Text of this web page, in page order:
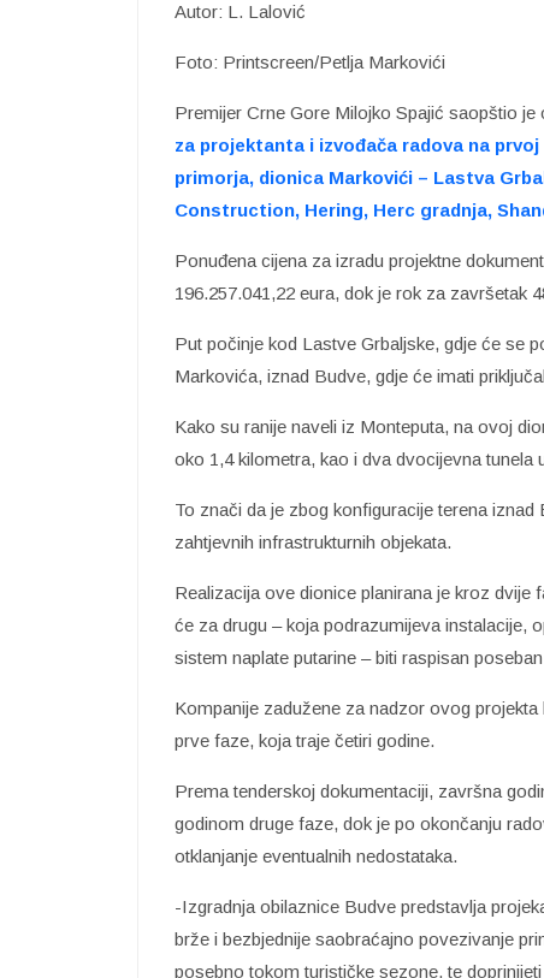
Autor: L. Lalović
Foto: Printscreen/Petlja Markovići
Premijer Crne Gore Milojko Spajić saopštio
za projektanta i izvođača radova na
primorja, dionica Markovići – Lastva
Construction, Hering, Herc gradnja,
Ponuđena cijena za izradu projektne
196.257.041,22 eura, dok je rok za završetak
Put počinje kod Lastve Grbaljske, gdje će se
Markovića, iznad Budve, gdje će imati
Kako su ranije naveli iz Monteputa, na ovoj
oko 1,4 kilometra, kao i dva dvocijevna tunela
To znači da je zbog konfiguracije terena
zahtjevnih infrastrukturnih objekata.
Realizacija ove dionice planirana je kroz
će za drugu – koja podrazumijeva instalacije,
sistem naplate putarine – biti raspisan
Kompanije zadužene za nadzor ovog
prve faze, koja traje četiri godine.
Prema tenderskoj dokumentaciji, završna
godinom druge faze, dok je po okončanju
otklanjanje eventualnih nedostataka.
-Izgradnja obilaznice Budve predstavlja
brže i bezbjednije saobraćajno povezivanje
posebno tokom turističke sezone, te